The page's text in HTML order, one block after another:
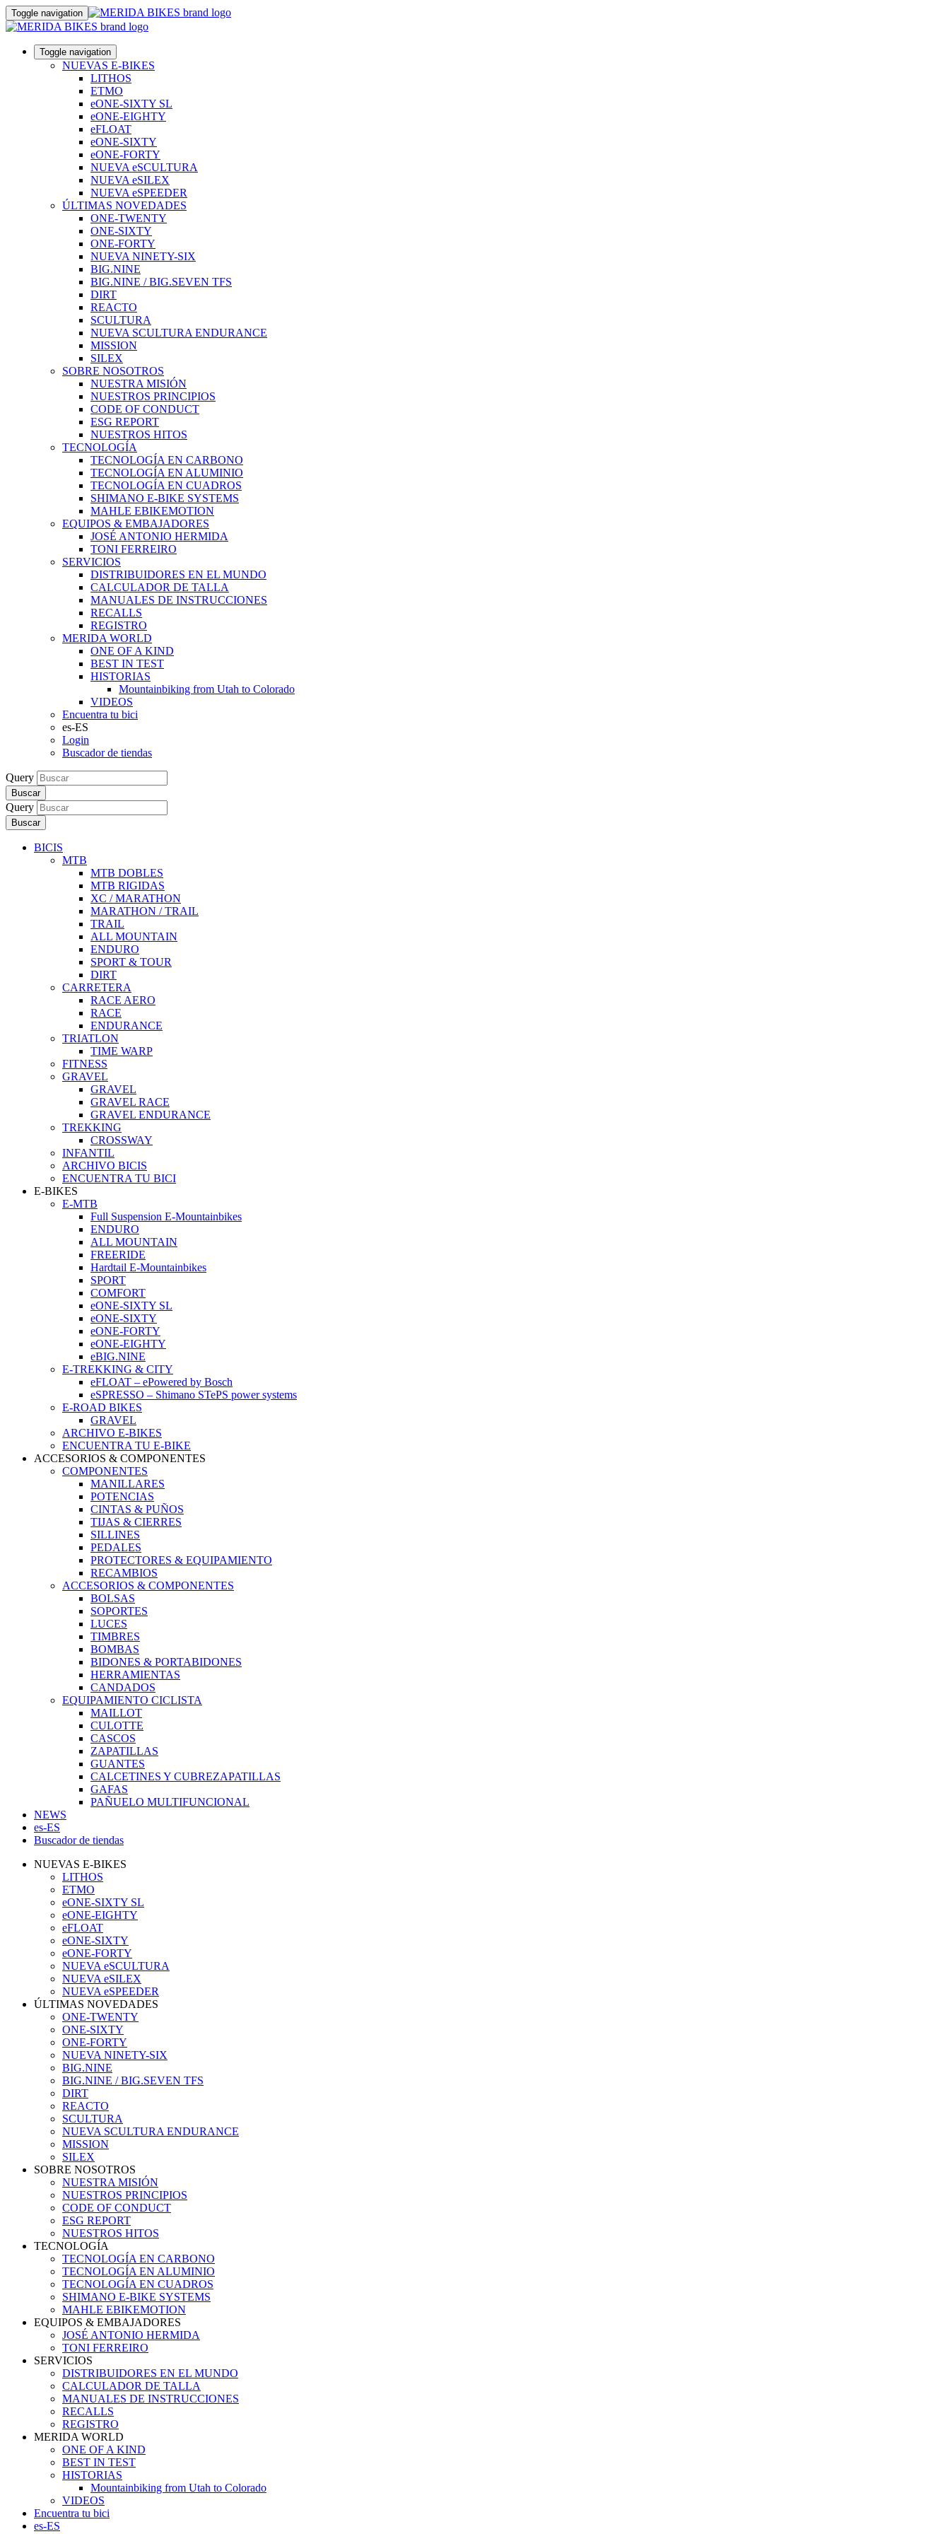
Toggle navigation
Toggle navigation
NUEVAS E-BIKES
LITHOS
ETMO
eONE-SIXTY SL
eONE-EIGHTY
eFLOAT
eONE-SIXTY
eONE-FORTY
NUEVA eSCULTURA
NUEVA eSILEX
NUEVA eSPEEDER
ÚLTIMAS NOVEDADES
ONE-TWENTY
ONE-SIXTY
ONE-FORTY
NUEVA NINETY-SIX
BIG.NINE
BIG.NINE / BIG.SEVEN TFS
DIRT
REACTO
SCULTURA
NUEVA SCULTURA ENDURANCE
MISSION
SILEX
SOBRE NOSOTROS
NUESTRA MISIÓN
NUESTROS PRINCIPIOS
CODE OF CONDUCT
ESG REPORT
NUESTROS HITOS
TECNOLOGÍA
TECNOLOGÍA EN CARBONO
TECNOLOGÍA EN ALUMINIO
TECNOLOGÍA EN CUADROS
SHIMANO E-BIKE SYSTEMS
MAHLE EBIKEMOTION
EQUIPOS & EMBAJADORES
JOSÉ ANTONIO HERMIDA
TONI FERREIRO
SERVICIOS
DISTRIBUIDORES EN EL MUNDO
CALCULADOR DE TALLA
MANUALES DE INSTRUCCIONES
RECALLS
REGISTRO
MERIDA WORLD
ONE OF A KIND
BEST IN TEST
HISTORIAS
Mountainbiking from Utah to Colorado
VIDEOS
Encuentra tu bici
es-ES
Login
Buscador de tiendas
Query
Buscar
Query
Buscar
BICIS
MTB
MTB DOBLES
MTB RIGIDAS
XC / MARATHON
MARATHON / TRAIL
TRAIL
ALL MOUNTAIN
ENDURO
SPORT & TOUR
DIRT
CARRETERA
RACE AERO
RACE
ENDURANCE
TRIATLON
TIME WARP
FITNESS
GRAVEL
GRAVEL
GRAVEL RACE
GRAVEL ENDURANCE
TREKKING
CROSSWAY
INFANTIL
ARCHIVO BICIS
ENCUENTRA TU BICI
E-BIKES
E-MTB
Full Suspension E-Mountainbikes
ENDURO
ALL MOUNTAIN
FREERIDE
Hardtail E-Mountainbikes
SPORT
COMFORT
eONE-SIXTY SL
eONE-SIXTY
eONE-FORTY
eONE-EIGHTY
eBIG.NINE
E-TREKKING & CITY
eFLOAT – ePowered by Bosch
eSPRESSO – Shimano STePS power systems
E-ROAD BIKES
GRAVEL
ARCHIVO E-BIKES
ENCUENTRA TU E-BIKE
ACCESORIOS & COMPONENTES
COMPONENTES
MANILLARES
POTENCIAS
CINTAS & PUÑOS
TIJAS & CIERRES
SILLINES
PEDALES
PROTECTORES & EQUIPAMIENTO
RECAMBIOS
ACCESORIOS & COMPONENTES
BOLSAS
SOPORTES
LUCES
TIMBRES
BOMBAS
BIDONES & PORTABIDONES
HERRAMIENTAS
CANDADOS
EQUIPAMIENTO CICLISTA
MAILLOT
CULOTTE
CASCOS
ZAPATILLAS
GUANTES
CALCETINES Y CUBREZAPATILLAS
GAFAS
PAÑUELO MULTIFUNCIONAL
NEWS
es-ES
Buscador de tiendas
NUEVAS E-BIKES
LITHOS
ETMO
eONE-SIXTY SL
eONE-EIGHTY
eFLOAT
eONE-SIXTY
eONE-FORTY
NUEVA eSCULTURA
NUEVA eSILEX
NUEVA eSPEEDER
ÚLTIMAS NOVEDADES
ONE-TWENTY
ONE-SIXTY
ONE-FORTY
NUEVA NINETY-SIX
BIG.NINE
BIG.NINE / BIG.SEVEN TFS
DIRT
REACTO
SCULTURA
NUEVA SCULTURA ENDURANCE
MISSION
SILEX
SOBRE NOSOTROS
NUESTRA MISIÓN
NUESTROS PRINCIPIOS
CODE OF CONDUCT
ESG REPORT
NUESTROS HITOS
TECNOLOGÍA
TECNOLOGÍA EN CARBONO
TECNOLOGÍA EN ALUMINIO
TECNOLOGÍA EN CUADROS
SHIMANO E-BIKE SYSTEMS
MAHLE EBIKEMOTION
EQUIPOS & EMBAJADORES
JOSÉ ANTONIO HERMIDA
TONI FERREIRO
SERVICIOS
DISTRIBUIDORES EN EL MUNDO
CALCULADOR DE TALLA
MANUALES DE INSTRUCCIONES
RECALLS
REGISTRO
MERIDA WORLD
ONE OF A KIND
BEST IN TEST
HISTORIAS
Mountainbiking from Utah to Colorado
VIDEOS
Encuentra tu bici
es-ES